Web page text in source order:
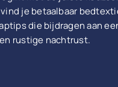
je betaalbaar
die bijdragen aan
rustige nachtrust.